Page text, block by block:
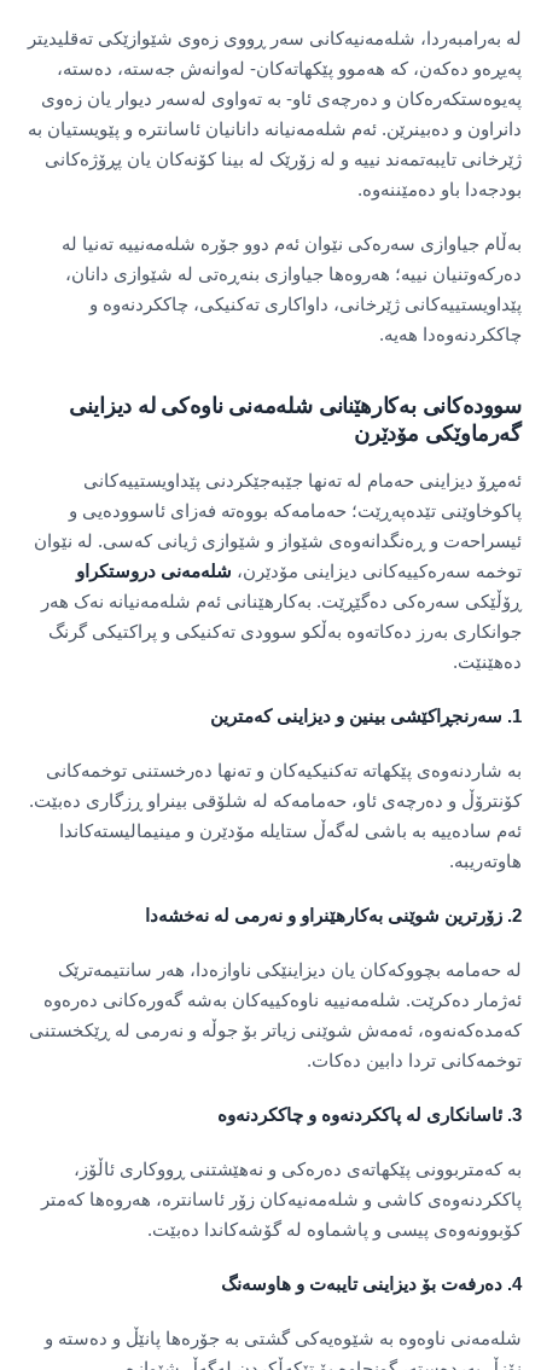
لە بەرامبەردا، شلەمەنیەکانی سەر ڕووی زەوی شێوازێکی تەقلیدیتر
پەیڕەو دەکەن، کە هەموو پێکهاتەکان- لەوانەش جەستە، دەستە،
پەیوەستکەرەکان و دەرچەی ئاو- بە تەواوی لەسەر دیوار یان زەوی
دانراون و دەبینرێن. ئەم شلەمەنیانە دانانیان ئاسانترە و پێویستیان بە
ژێرخانی تایبەتمەند نییە و لە زۆرێک لە بینا کۆنەکان یان پڕۆژەکانی
بودجەدا باو دەمێننەوە.
بەڵام جیاوازی سەرەکی نێوان ئەم دوو جۆرە شلەمەنییە تەنیا لە
دەرکەوتنیان نییە؛ هەروەها جیاوازی بنەڕەتی لە شێوازی دانان،
پێداویستییەکانی ژێرخانی، داواکاری تەکنیکی، چاککردنەوە و
چاککردنەوەدا هەیە.
سوودەکانی بەکارهێنانی شلەمەنی ناوەکی لە دیزاینی
گەرماوێکی مۆدێرن
ئەمڕۆ دیزاینی حەمام لە تەنها جێبەجێکردنی پێداویستییەکانی
پاکوخاوێنی تێدەپەڕێت؛ حەمامەکە بووەتە فەزای ئاسوودەیی و
ئیسراحەت و ڕەنگدانەوەی شێواز و شێوازی ژیانی کەسی. لە نێوان
توخمە سەرەکییەکانی دیزاینی مۆدێرن، شلەمەنی دروستکراو
ڕۆڵێکی سەرەکی دەگێڕێت. بەکارهێنانی ئەم شلەمەنیانە نەک هەر
جوانکاری بەرز دەکاتەوە بەڵکو سوودی تەکنیکی و پراکتیکی گرنگ
دەهێنێت.
1. سەرنجڕاکێشی بینین و دیزاینی کەمترین
بە شاردنەوەی پێکهاتە تەکنیکیەکان و تەنها دەرخستنی توخمەکانی
کۆنترۆڵ و دەرچەی ئاو، حەمامەکە لە شلۆقی بینراو ڕزگاری دەبێت.
ئەم سادەییە بە باشی لەگەڵ ستایلە مۆدێرن و مینیمالیستەکاندا
هاوتەریبە.
2. زۆرترین شوێنی بەکارهێنراو و نەرمی لە نەخشەدا
لە حەمامە بچووکەکان یان دیزاینێکی ناوازەدا، هەر سانتیمەترێک
ئەژمار دەکرێت. شلەمەنییە ناوەکییەکان بەشە گەورەکانی دەرەوە
کەمدەکەنەوە، ئەمەش شوێنی زیاتر بۆ جوڵە و نەرمی لە ڕێکخستنی
توخمەکانی تردا دابین دەکات.
3. ئاسانکاری لە پاککردنەوە و چاککردنەوە
بە کەمتربوونی پێکهاتەی دەرەکی و نەهێشتنی ڕووکاری ئاڵۆز،
پاککردنەوەی کاشی و شلەمەنیەکان زۆر ئاسانترە، هەروەها کەمتر
کۆبوونەوەی پیسی و پاشماوە لە گۆشەکاندا دەبێت.
4. دەرفەت بۆ دیزاینی تایبەت و هاوسەنگ
شلەمەنی ناوەوە بە شێوەیەکی گشتی بە جۆرەها پانێڵ و دەستە و